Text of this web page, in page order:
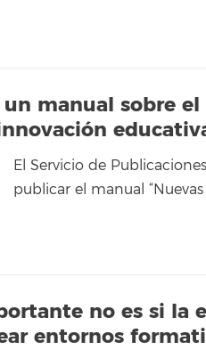
un manual sobre
El Servicio de
publicar el manual
no es si la
entornos